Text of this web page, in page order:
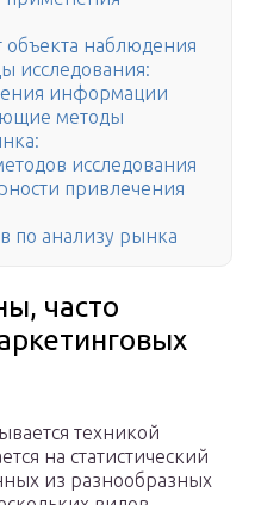
объекта наблюдения
исследования:
информации
методы
исследования
привлечения
по анализу рынка
часто
техникой
на статистический
из разнообразных